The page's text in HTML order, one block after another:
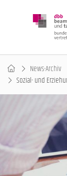
News-Archiv
Sozial- und